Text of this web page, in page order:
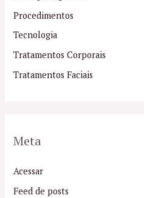
Procedimentos
Tecnologia
Tratamentos Corporais
Tratamentos Faciais
Meta
Acessar
Feed de posts